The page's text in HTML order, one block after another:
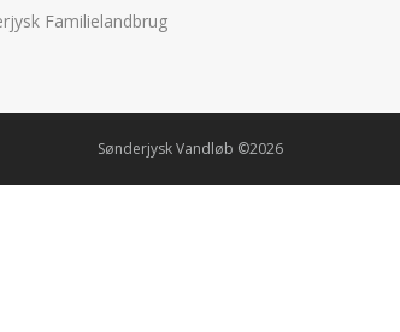
Sønderjysk Vandløb ©2026